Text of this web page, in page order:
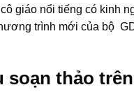
giáo nổi tiếng có kinh
trình mới của bộ
soạn thảo